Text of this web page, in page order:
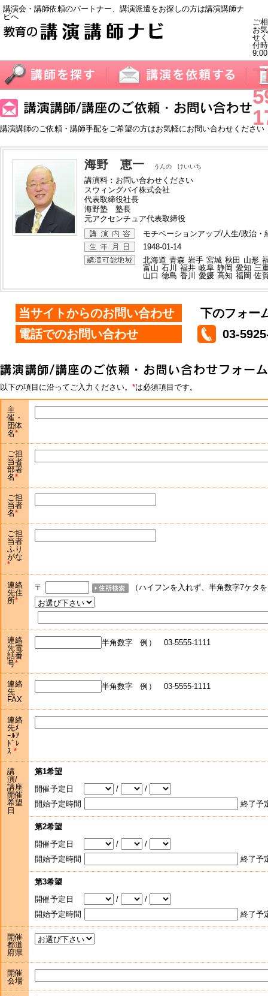
講演会・講師依頼のパートナー、講演派遣をお探しの方は講演講師ナ
ビへ
ご
お
せ
付
講演講師のご依頼・講師手配をご希望の方はお気軽にお問い合わせください
海野 恵一 うんの けいいち
講演料：お問い合わせください
スウィングバイ株式会社
代表取締役社長
海野塾 塾長
元アクセンチュア代表取締役
モチベーションアップ/人生/政治・
1948-01-14
北海道 青森 岩手 宮城 秋田 山形
富山 石川 福井 岐阜 静岡 愛知 三
山口 徳島 香川 愛媛 高知 福岡 佐
当サイトからのお問い合わせ
下のフォー
電話でのお問い合わせ
03-
以下の項目に沿ってご入力ください。 は必須項目です。
主
催・
団体
名
ご担
当者
部署
名
ご担
当者
名
ご担
当者
ふり
がな
連絡
先住
所
〒 （ハイフンを入れず、半角数字7ケタ
連絡
先電
話番
号
半角数字 例） 03-5555-1111
連絡
先
FAX
半角数字 例） 03-5555-1111
連絡
先ﾒ
ｰﾙｱ
ﾄﾞﾚ
ｽ
講
演/
講座
開催
希望
日
第1希望
開催予定日
/
/
開始予定時間
終了予
第2希望
開催予定日
/
/
開始予定時間
終了予
第3希望
開催予定日
/
/
開始予定時間
終了予
開催
都道
府県
開催
会場